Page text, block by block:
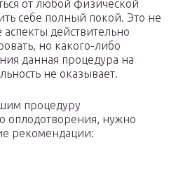
от любой физической
себе полный покой. Это не
аспекты действительно
но какого-либо
данная процедура на
не оказывает.
процедуру
оплодотворения, нужно
рекомендации: